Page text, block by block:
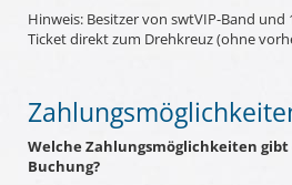
Hinweis: Besitzer von swtVIP-Band
Ticket direkt zum Drehkreuz (ohne
Welche Zahlungsmöglichkeiten gibt
Buchung?